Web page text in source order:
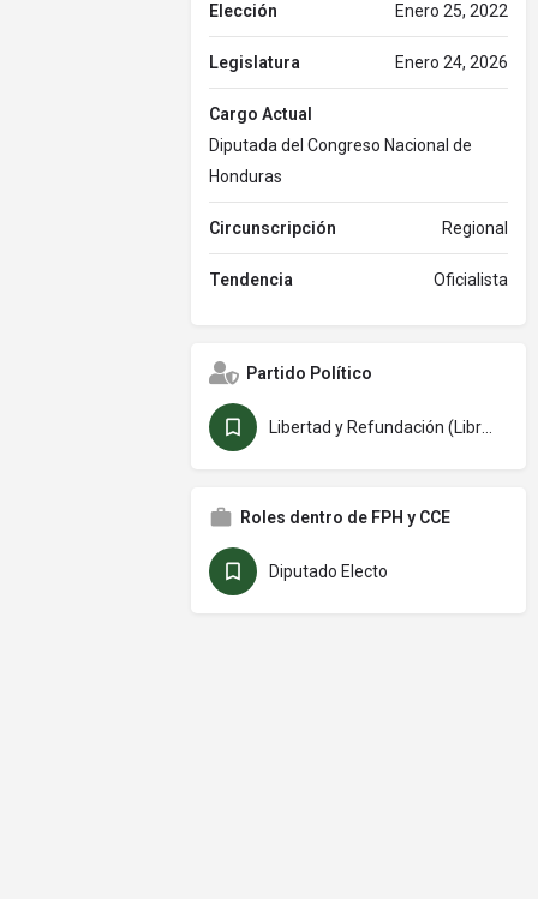
Elección Enero 25, 2022
Legislatura Enero 24, 2026
Cargo Actual
Diputada del Congreso Nacional de
Honduras
Circunscripción Regional
Tendencia Oficialista
Partido Político
Roles dentro de FPH y CCE
Diputado Electo